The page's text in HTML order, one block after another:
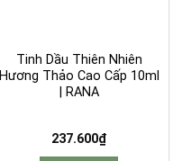
Tinh Dầu Thiên Nhiên
Hương Thảo Cao Cấp 10ml
| RANA
237.600₫